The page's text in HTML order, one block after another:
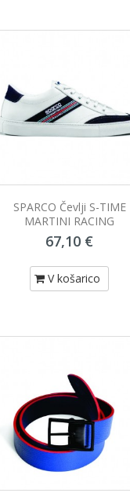
SPARCO Čevlji S-TIME
MARTINI RACING
67,10 €
V košarico